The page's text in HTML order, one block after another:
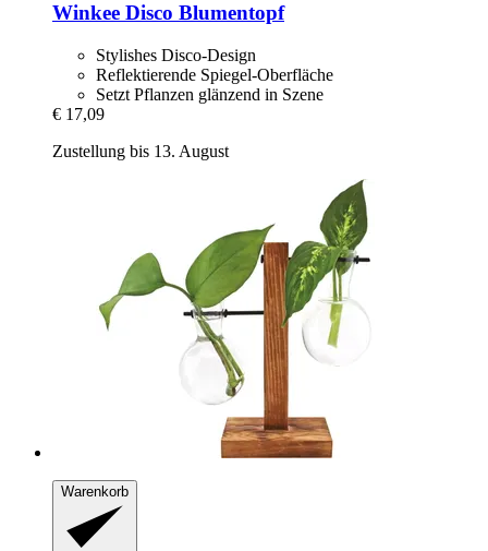
Winkee Disco Blumentopf
Stylishes Disco-Design
Reflektierende Spiegel-Oberfläche
Setzt Pflanzen glänzend in Szene
€ 17,09
Zustellung bis 13. August
Warenkorb